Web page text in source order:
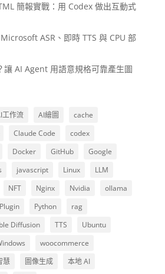
簡報實戰：用 Codex 做出互動式
ASR、即時 TTS 與 CPU 部
AI Agent 用語意規格可靠產生圖
工作流 AI繪圖
cache
Claude Code
codex
Docker GitHub
Google
javascript Linux
LLM
NFT Nginx Nvidia
ollama
Plugin Python
rag
Diffusion TTS
Ubuntu
woocommerce
慧 圖像生成
本地 AI